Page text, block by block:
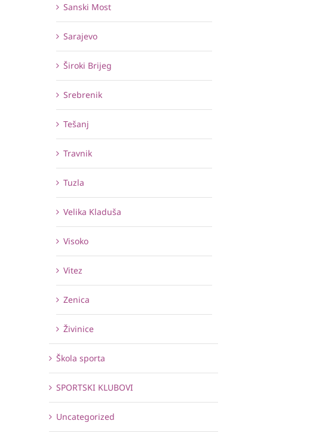
Sanski Most
Sarajevo
Široki Brijeg
Srebrenik
Tešanj
Travnik
Tuzla
Velika Kladuša
Visoko
Vitez
Zenica
Živinice
Škola sporta
SPORTSKI KLUBOVI
Uncategorized